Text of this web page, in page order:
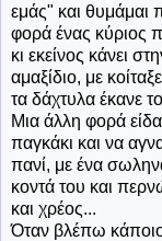
εμάς" και θυμάμαι
φορά ένας κύριος
κι εκείνος κάνει
αμαξίδιο, με
τα δάχτυλα έκανε
Μια άλλη φορά
παγκάκι και να
πανί, με ένα
κοντά του και
και χρέος...
Όταν βλέπω